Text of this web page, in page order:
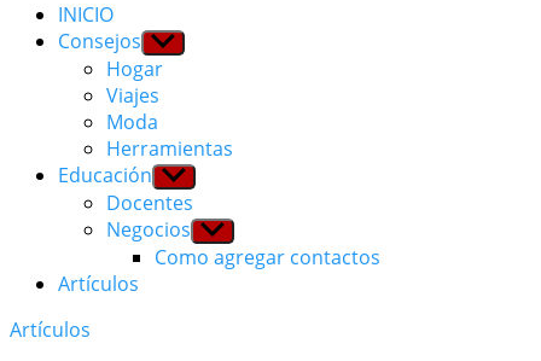
INICIO
Consejos Show
sub
menu
Hogar
Viajes
Moda
Herramientas
Educación Show
sub
menu
Docentes
Negocios Show
sub
menu
Como agregar contactos
Artículos
Artículos